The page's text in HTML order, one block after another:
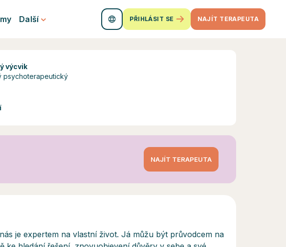
Další PŘIHLÁSIT SE NAJÍT TERAPEUTA
výcvik
psychoterapeutický
NAJÍT TERAPEUTA
je expertem na vlastní život. Já můžu být průvodcem na